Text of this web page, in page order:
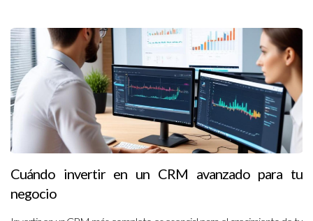
Cuándo invertir en un CRM avanzado para tu
negocio